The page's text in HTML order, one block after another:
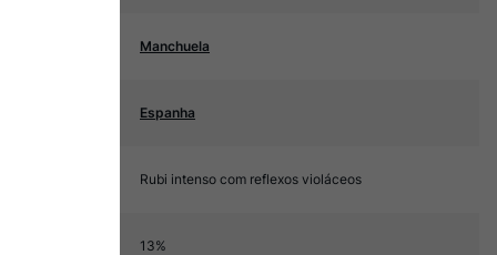
Manchuela
Espanha
Rubi intenso com reflexos violáceos
13%